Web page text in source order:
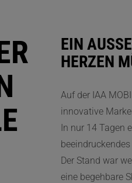
EIN
ERZEN
Auf der IAA
innovative
In nur 14 Tagen
Der Stand war
eine begehbare